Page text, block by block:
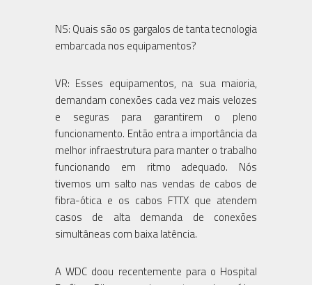
NS: Quais são os gargalos de tanta tecnologia
embarcada nos equipamentos?
VR: Esses equipamentos, na sua maioria,
demandam conexões cada vez mais velozes
e seguras para garantirem o pleno
funcionamento. Então entra a importância da
melhor infraestrutura para manter o trabalho
funcionando em ritmo adequado. Nós
tivemos um salto nas vendas de cabos de
fibra-ótica e os cabos FTTX que atendem
casos de alta demanda de conexões
simultâneas com baixa latência.
A WDC doou recentemente para o Hospital